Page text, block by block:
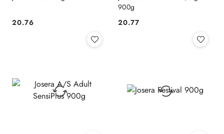
Cena:
20.76
900g
Cena:
20.77